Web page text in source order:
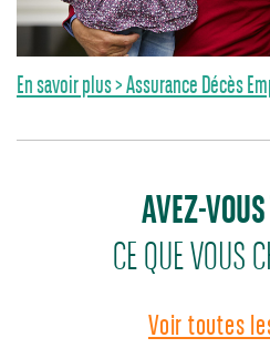
En savoir plus > Assurance Décès
AVEZ-
CE QUE VOUS
Voir toutes